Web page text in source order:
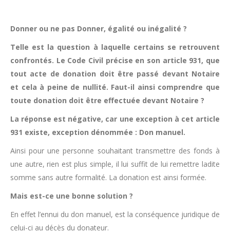
Donner ou ne pas Donner, égalité ou inégalité ?
Telle est la question à laquelle certains se retrouvent
confrontés. Le Code Civil précise en son article 931, que
tout acte de donation doit être passé devant Notaire
et cela à peine de nullité. Faut-il ainsi comprendre que
toute donation doit être effectuée devant Notaire ?
La réponse est négative, car une exception à cet article
931 existe, exception dénommée : Don manuel.
Ainsi pour une personne souhaitant transmettre des fonds à
une autre, rien est plus simple, il lui suffit de lui remettre ladite
somme sans autre formalité. La donation est ainsi formée.
Mais est-ce une bonne solution ?
En effet l’ennui du don manuel, est la conséquence juridique de
celui-ci au décès du donateur.